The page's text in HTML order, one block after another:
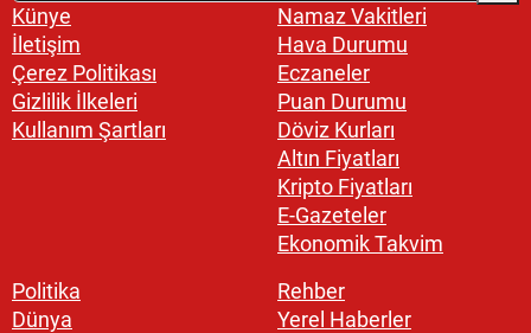
Künye
İletişim
Çerez Politikası
Gizlilik İlkeleri
Kullanım Şartları
Namaz Vakitleri
Hava Durumu
Eczaneler
Puan Durumu
Döviz Kurları
Altın Fiyatları
Kripto Fiyatları
E-Gazeteler
Ekonomik Takvim
Politika
Dünya
Rehber
Yerel Haberler